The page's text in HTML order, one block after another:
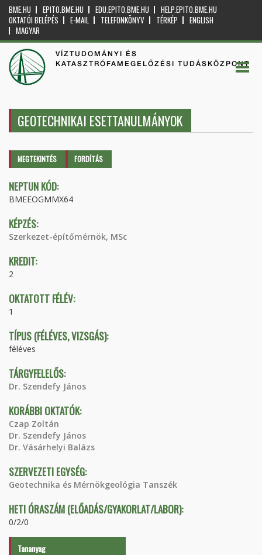
BME.HU EPITO.BME.HU EDU.EPITO.BME.HU
HELP.EPITO.BME.HU
OKTATÓI BELÉPÉS
E-MAIL TELEFONKÖNYV TÉRKÉP
ENGLISH
MAGYAR
VÍZTUDOMÁNYI ÉS
KATASZTRÓFAMEGELŐZÉSI TUDÁSKÖZPONT
GEOTECHNIKAI ESETTANULMÁNYOK
Elsődleges fülek
MEGTEKINTÉS (AKTÍVFORDÍTÁS
NEPTUN KÓD:
BMEEOGMMX64
KÉPZÉS:
Szerkezet-építőmérnök, MSc
KREDIT:
2
OKTATOTT FÉLÉV:
1
TÍPUS (FÉLÉVES, VIZSGÁS):
féléves
TÁRGYFELELŐS:
Dr. Szendefy János
KORÁBBI OKTATÓK:
Czap Zoltán
Dr. Szendefy János
Dr. Vásárhelyi Balázs
SZERVEZETI EGYSÉG:
Geotechnika és Mérnökgeológia Tanszék
HETI ÓRASZÁM (ELŐADÁS/GYAKORLAT/LABOR):
0/2/0
Tananyag